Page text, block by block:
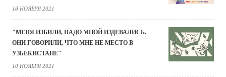
18 НОЯБРЯ 2021
"МЕНЯ ИЗБИЛИ, НАДО МНОЙ ИЗДЕВАЛИСЬ.
ОНИ ГОВОРИЛИ, ЧТО МНЕ НЕ МЕСТО В
УЗБЕКИСТАНЕ"
10 НОЯБРЯ 2021